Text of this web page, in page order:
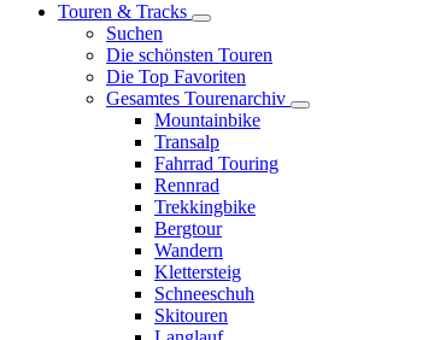
Touren & Tracks
Suchen
Die schönsten Touren
Die Top Favoriten
Gesamtes Tourenarchiv
Mountainbike
Transalp
Fahrrad Touring
Rennrad
Trekkingbike
Bergtour
Wandern
Klettersteig
Schneeschuh
Skitouren